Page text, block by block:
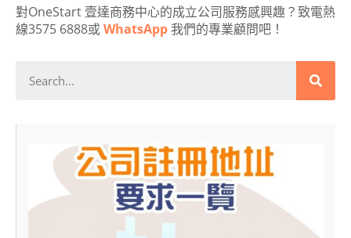
對OneStart 壹達商務中心的成立公司服務感興趣？致電熱
線3575 6888或WhatsApp我們的專業顧問吧！